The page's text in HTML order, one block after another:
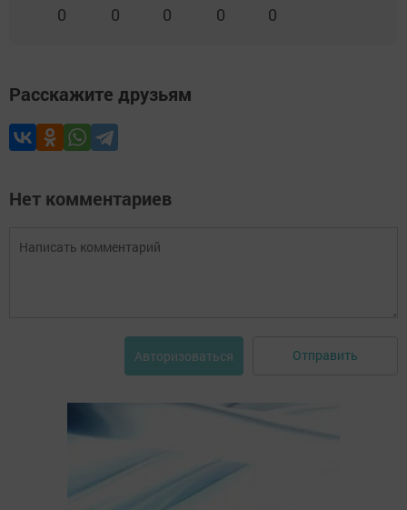
0 0 0 0 0
Расскажите друзьям
Нет комментариев
Авторизоваться Отправить